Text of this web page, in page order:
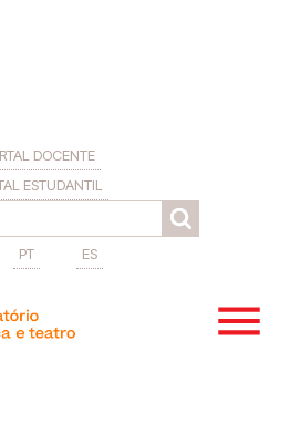
DOCENTE
ESTUDANTIL
PT ES